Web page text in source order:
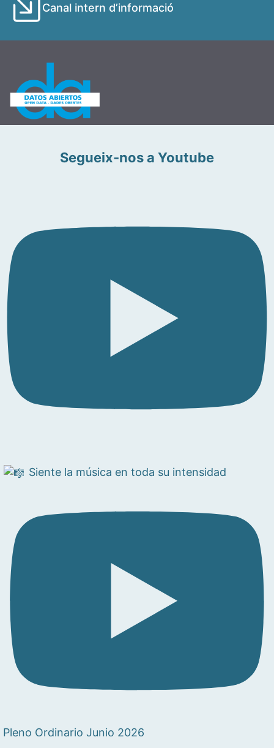
Canal intern d’informació
Segueix-nos a Youtube
Siente la música en toda su intensidad
Pleno Ordinario Junio 2026